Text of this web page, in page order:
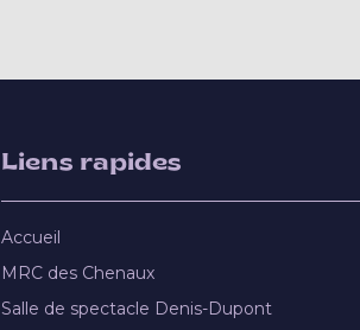
Liens rapides
Accueil
MRC des Chenaux
Salle de spectacle Denis-Dupont